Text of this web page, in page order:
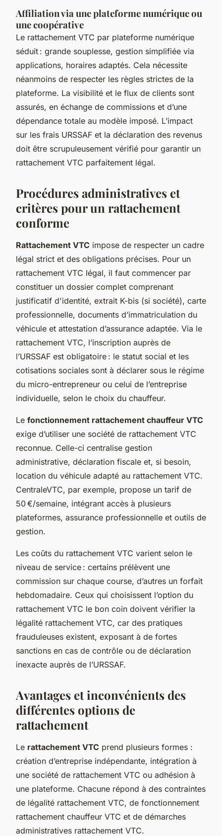
Affiliation via une plateforme numérique ou
une coopérative
Le rattachement VTC par plateforme numérique
séduit : grande souplesse, gestion simplifiée via
applications, horaires adaptés. Cela nécessite
néanmoins de respecter les règles strictes de la
plateforme. La visibilité et le flux de clients sont
assurés, en échange de commissions et d’une
dépendance totale au modèle imposé. L’impact
sur les frais URSSAF et la déclaration des revenus
doit être scrupuleusement vérifié pour garantir un
rattachement VTC parfaitement légal.
Procédures administratives et
critères pour un rattachement
conforme
Rattachement VTC impose de respecter un cadre
légal strict et des obligations précises. Pour un
rattachement VTC légal, il faut commencer par
constituer un dossier complet comprenant
justificatif d'identité, extrait K-bis (si société), carte
professionnelle, documents d’immatriculation du
véhicule et attestation d’assurance adaptée. Via le
rattachement VTC, l’inscription auprès de
l’URSSAF est obligatoire : le statut social et les
cotisations sociales sont à déclarer sous le régime
du micro-entrepreneur ou celui de l’entreprise
individuelle, selon le choix du chauffeur.
Le fonctionnement rattachement chauffeur VTC
exige d’utiliser une société de rattachement VTC
reconnue. Celle-ci centralise gestion
administrative, déclaration fiscale et, si besoin,
location du véhicule adapté au rattachement VTC.
CentraleVTC, par exemple, propose un tarif de
50 €/semaine, intégrant accès à plusieurs
plateformes, assurance professionnelle et outils de
gestion.
Les coûts du rattachement VTC varient selon le
niveau de service : certains prélèvent une
commission sur chaque course, d’autres un forfait
hebdomadaire. Ceux qui choisissent l’option du
rattachement VTC le bon coin doivent vérifier la
légalité rattachement VTC, car des pratiques
frauduleuses existent, exposant à de fortes
sanctions en cas de contrôle ou de déclaration
inexacte auprès de l’URSSAF.
Avantages et inconvénients des
différentes options de
rattachement
Le rattachement VTC prend plusieurs formes :
création d’entreprise indépendante, intégration à
une société de rattachement VTC ou adhésion à
une plateforme. Chacune répond à des contraintes
de légalité rattachement VTC, de fonctionnement
rattachement chauffeur VTC et de démarches
administratives rattachement VTC.